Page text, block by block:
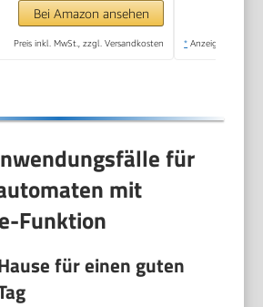
Bedienfeld mit
Tasten, Schwarz
Bei Amazon ansehen
Preis inkl. MwSt., zzgl. Versandkosten * Anzeige
für
mit
Funktion
für einen guten